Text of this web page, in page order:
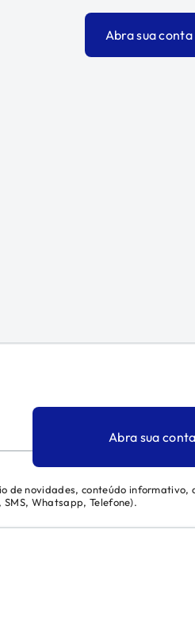
Abra sua conta
Abra sua conta
de novidades, conteúdo informativo,
Whatsapp, Telefone).